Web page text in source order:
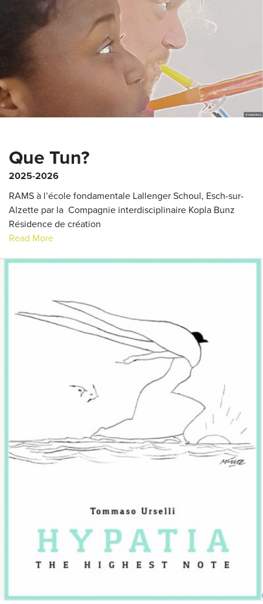
Que Tun?
2025-2026
RAMS à l’école fondamentale Lallenger Schoul, Esch-sur-
Alzette par la Compagnie interdisciplinaire Kopla Bunz
Résidence de création
Read More